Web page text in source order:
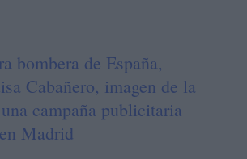
bombera de España,
Cabañero, imagen de la
campaña publicitaria
Madrid